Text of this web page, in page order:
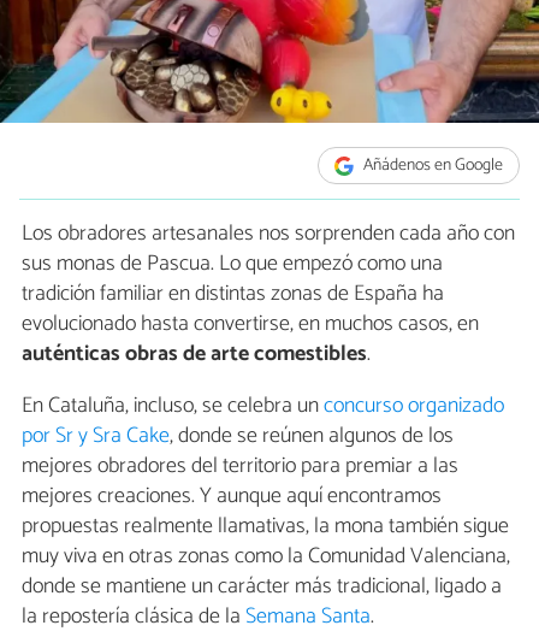
Añádenos en Google
Los obradores artesanales nos sorprenden cada año con
sus monas de Pascua. Lo que empezó como una
tradición familiar en distintas zonas de España ha
evolucionado hasta convertirse, en muchos casos, en
auténticas obras de arte comestibles.
En Cataluña, incluso, se celebra unconcurso organizado
por Sr y Sra Cake, donde se reúnen algunos de los
mejores obradores del territorio para premiar a las
mejores creaciones. Y aunque aquí encontramos
propuestas realmente llamativas, la mona también sigue
muy viva en otras zonas como la Comunidad Valenciana,
donde se mantiene un carácter más tradicional, ligado a
la repostería clásica de laSemana Santa.